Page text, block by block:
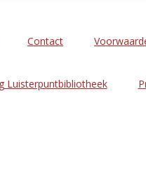
Contact
Luisterpuntbibliotheek